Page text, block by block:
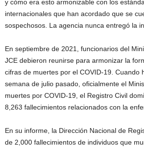
y cómo era esto armonizable con los
internacionales que han acordado que se
sospechosos. La agencia nunca entregó la
En septiembre de 2021, funcionarios del
JCE debieron reunirse para armonizar la
cifras de muertes por el COVID-19. Cuando
semana de julio pasado, oficialmente el
muertes por COVID-19, el Registro Civil
8,263 fallecimientos relacionados con la
En su informe, la Dirección Nacional de
de 2,000 fallecimientos de individuos que